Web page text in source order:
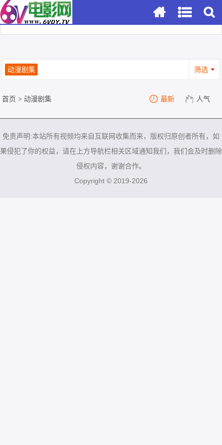
动漫剧集 筛选
首页 >动漫剧集 最新 人气
免责声明:本站所有视频均来自互联网收集而来，版权归原创者所有，如
果侵犯了你的权益，请在上方导航栏相关区域通知我们，我们会及时删除
侵权内容，谢谢合作。
Copyright © 2019-2026